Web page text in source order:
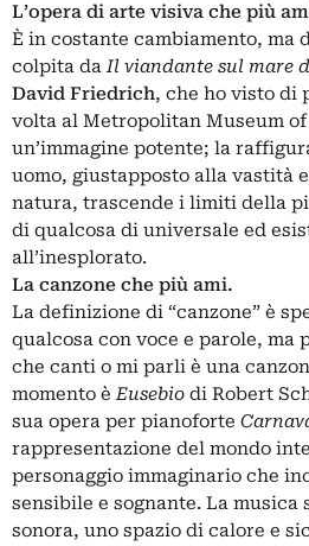
L’opera di arte visiva che più
È in costante cambiamento, ma
colpita daIl viandante sul mare
David Friedrich, che ho visto di
volta al Metropolitan Museum
un’immagine potente; la
uomo, giustapposto alla vastità
natura, trascende i limiti della
di qualcosa di universale ed
all’inesplorato.
La canzone che più ami.
La definizione di “canzone” è
qualcosa con voce e parole, ma
che canti o mi parli è una
momento èEusebio di Robert
sua opera per pianoforte
rappresentazione del mondo
personaggio immaginario che
sensibile e sognante. La musica
sonora, uno spazio di calore e